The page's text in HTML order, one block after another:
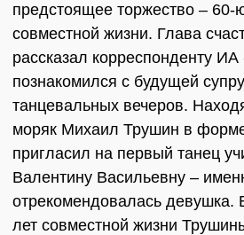
предстоящее торжество –
совместной жизни. Глава
рассказал корреспонденту
познакомился с будущей
танцевальных вечеров.
моряк Михаил Трушин в
пригласил на первый танец
Валентину Васильевну –
отрекомендовалась девушка.
лет совместной жизни